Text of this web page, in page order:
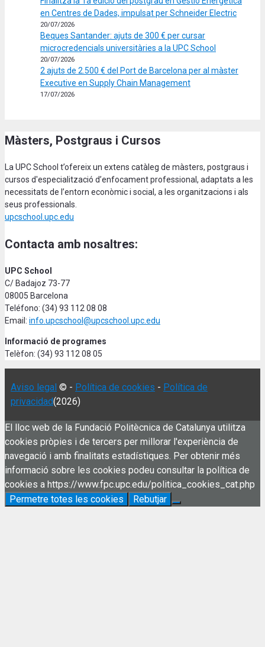
en Centres de Dades, impulsat per Schneider Electric
20/07/2026
Beques Santander: ajuts de 300 € per cursar
microcredencials universitàries a la UPC School
20/07/2026
2 ajuts de 2.500 € del Port de Barcelona per al màster
Executive en Supply Chain Management
17/07/2026
Màsters, Postgraus i Cursos
La UPC School t’ofereix un extens catàleg de màsters, postgraus i
cursos d'especialització d’enfocament professional, adaptats a les
necessitats de l’entorn econòmic i social, a les organitzacions i als
seus professionals.
upcschool.upc.edu
Contacta amb nosaltres:
UPC School
C/ Badajoz 73-77
08005 Barcelona
Teléfono: (34) 93 112 08 08
Email: info.upcschool@upcschool.upc.edu
Informació de programes
Telèfon: (34) 93 112 08 05
Aviso legal © - Política de cookies - Política de
privacidad(2026)
El lloc web de la Fundació Politècnica de Catalunya utilitza
cookies pròpies i de tercers per millorar l'experiència de
navegació i amb finalitats estadístiques. Per obtenir més
informació sobre les cookies podeu consultar la política de
cookies a https://www.fpc.upc.edu/politica_cookies_cat.php
Permetre totes les cookies
Rebutjar